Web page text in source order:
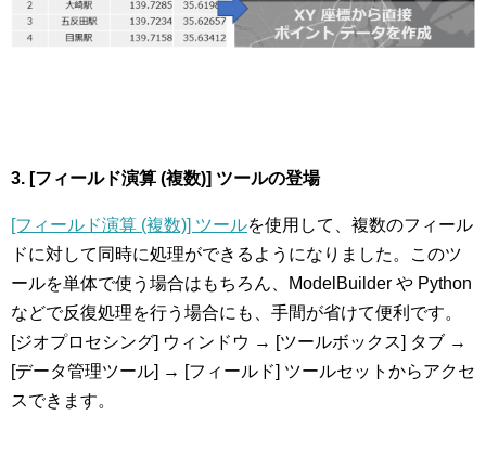
3. [フィールド演算 (複数)] ツールの登場
[フィールド演算 (複数)] ツールを使用して、複数のフィール
ドに対して同時に処理ができるようになりました。このツ
ールを単体で使う場合はもちろん、ModelBuilder や Python
などで反復処理を行う場合にも、手間が省けて便利です。
[ジオプロセシング] ウィンドウ → [ツールボックス] タブ →
[データ管理ツール] → [フィールド] ツールセットからアクセ
スできます。